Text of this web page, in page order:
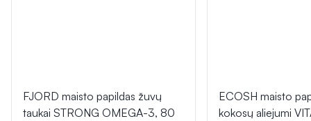
FJORD maisto papildas žuvų
taukai STRONG OMEGA-3, 80
ECOSH maisto
kokosų aliejumi